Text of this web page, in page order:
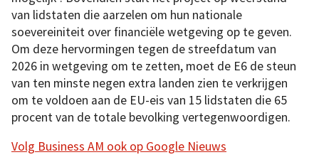
van lidstaten die aarzelen om hun nationale
soevereiniteit over financiële wetgeving op te geven.
Om deze hervormingen tegen de streefdatum van
2026 in wetgeving om te zetten, moet de E6 de steun
van ten minste negen extra landen zien te verkrijgen
om te voldoen aan de EU-eis van 15 lidstaten die 65
procent van de totale bevolking vertegenwoordigen.
Volg Business AM ook op Google Nieuws